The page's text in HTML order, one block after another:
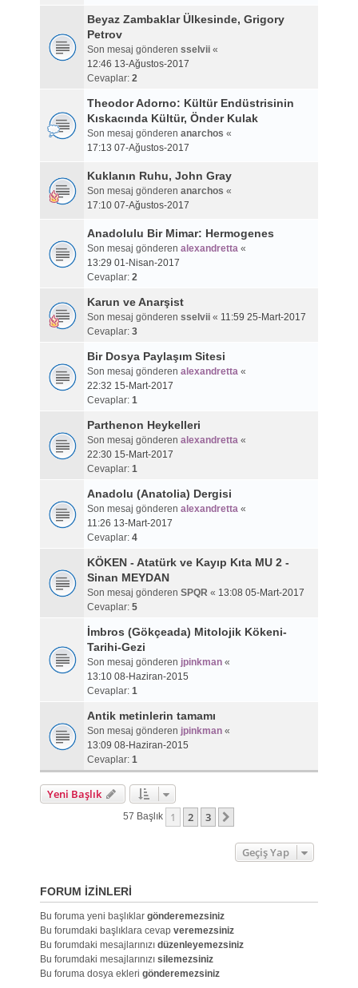
Beyaz Zambaklar Ülkesinde, Grigory
Petrov
Son mesaj gönderen sselvii«
12:46 13-Ağustos-2017
Cevaplar: 2
Theodor Adorno: Kültür Endüstrisinin
Kıskacında Kültür, Önder Kulak
Son mesaj gönderen anarchos «
17:13 07-Ağustos-2017
Kuklanın Ruhu, John Gray
Son mesaj gönderen anarchos «
17:10 07-Ağustos-2017
Anadolulu Bir Mimar: Hermogenes
Son mesaj gönderen alexandretta«
13:29 01-Nisan-2017
Cevaplar: 2
Karun ve Anarşist
Son mesaj gönderen sselvii« 11:59 25-Mart-2017
Cevaplar: 3
Bir Dosya Paylaşım Sitesi
Son mesaj gönderen alexandretta«
22:32 15-Mart-2017
Cevaplar: 1
Parthenon Heykelleri
Son mesaj gönderen alexandretta«
22:30 15-Mart-2017
Cevaplar: 1
Anadolu (Anatolia) Dergisi
Son mesaj gönderen alexandretta«
11:26 13-Mart-2017
Cevaplar: 4
KÖKEN - Atatürk ve Kayıp Kıta MU 2 -
Sinan MEYDAN
Son mesaj gönderen SPQR « 13:08 05-Mart-2017
Cevaplar: 5
İmbros (Gökçeada) Mitolojik Kökeni-
Tarihi-Gezi
Son mesaj gönderen jpinkman«
13:10 08-Haziran-2015
Cevaplar: 1
Antik metinlerin tamamı
Son mesaj gönderen jpinkman«
13:09 08-Haziran-2015
Cevaplar: 1
Yeni Başlık
57 Başlık 1 2 3
Geçiş Yap
FORUM IZINLERI
Bu foruma yeni başlıklar gönderemezsiniz
Bu forumdaki başlıklara cevap veremezsiniz
Bu forumdaki mesajlarınızı düzenleyemezsiniz
Bu forumdaki mesajlarınızı silemezsiniz
Bu foruma dosya ekleri gönderemezsiniz